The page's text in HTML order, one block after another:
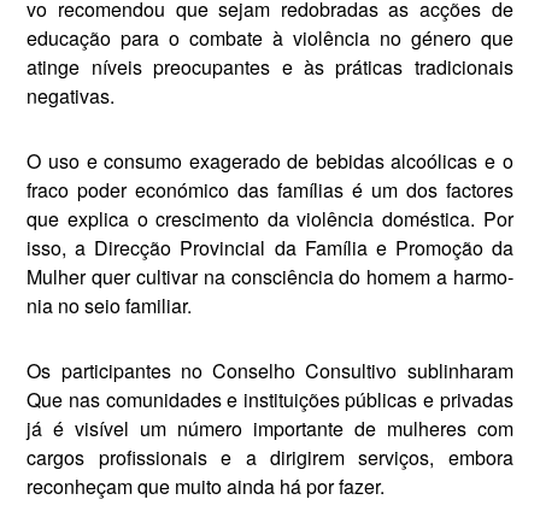
vo recomendou que sejam redobra­das as acções de
educação para o combate à violência no género que
atinge níveis preocupantes e às prá­ticas tradicionais
negativas.
O uso e consumo exagerado de bebidas alcoólicas e o
fraco poder económico das famílias é um dos factores
que explica o crescimento da violência doméstica. Por
isso, a Direcção Provincial da Família e Promoção da
Mulher quer cultivar na consciência do homem a harmo­
nia no seio familiar.
Os participantes no Conselho Consultivo sublinharam
Que nas comunidades e instituições públi­cas e privadas
já é visível um número importante de mulheres com
cargos profissionais e a dirigirem serviços, embora
reconheçam que muito ainda há por fazer.